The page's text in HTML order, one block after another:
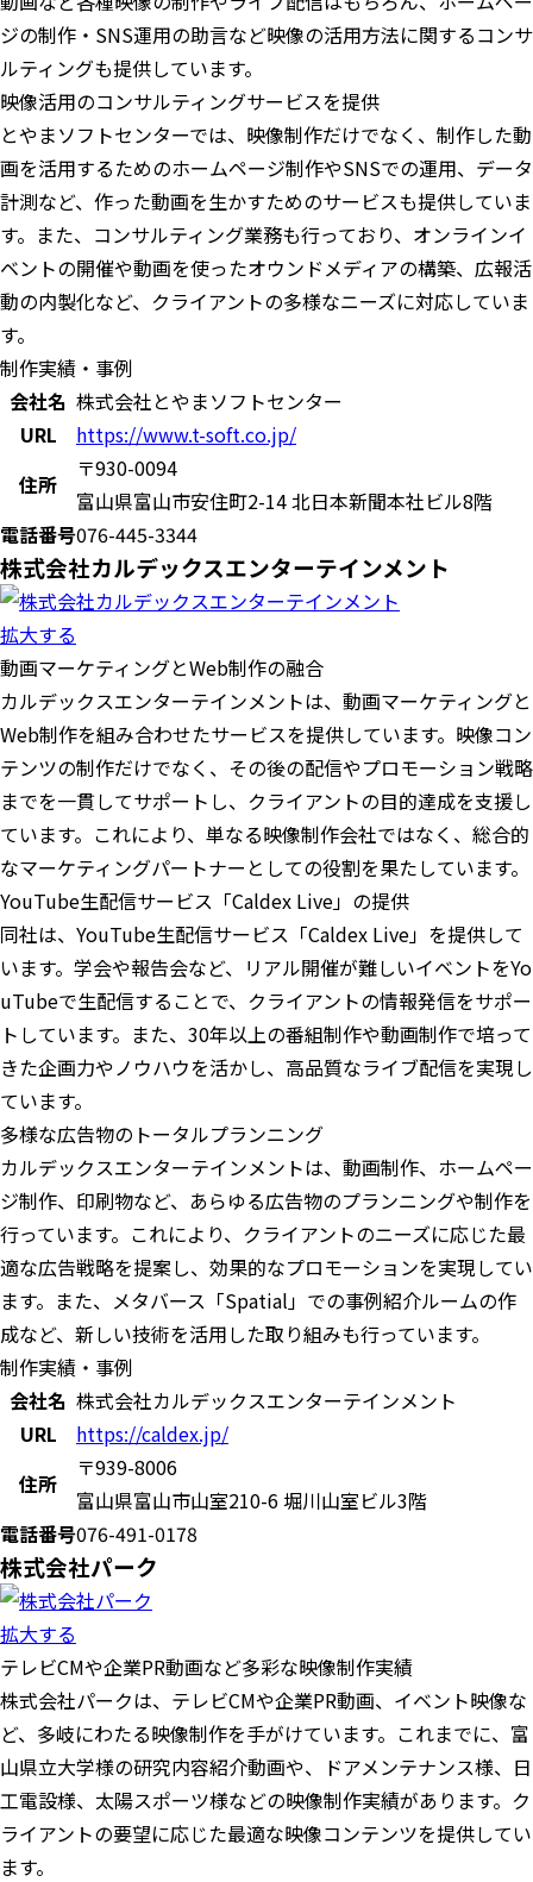
ジの制作・SNS運用の助言など映像の活用方法に関するコンサ
ルティングも提供しています。
映像活用のコンサルティングサービスを提供
とやまソフトセンターでは、映像制作だけでなく、制作した動
画を活用するためのホームページ制作やSNSでの運用、データ
計測など、作った動画を生かすためのサービスも提供していま
す。また、コンサルティング業務も行っており、オンラインイ
ベントの開催や動画を使ったオウンドメディアの構築、広報活
動の内製化など、クライアントの多様なニーズに対応していま
す。
制作実績・事例
会社名 株式会社とやまソフトセンター
URL
https://www.t-soft.co.jp/
住所
〒930-0094
富山県富山市安住町2-14 北日本新聞本社ビル8階
電話番号076-445-3344
株式会社カルデックスエンターテインメント
拡大する
動画マーケティングとWeb制作の融合
カルデックスエンターテインメントは、動画マーケティングと
Web制作を組み合わせたサービスを提供しています。映像コン
テンツの制作だけでなく、その後の配信やプロモーション戦略
までを一貫してサポートし、クライアントの目的達成を支援し
ています。これにより、単なる映像制作会社ではなく、総合的
なマーケティングパートナーとしての役割を果たしています。
YouTube生配信サービス「Caldex Live」の提供
同社は、YouTube生配信サービス「Caldex Live」を提供して
います。学会や報告会など、リアル開催が難しいイベントをYo
uTubeで生配信することで、クライアントの情報発信をサポー
トしています。また、30年以上の番組制作や動画制作で培って
きた企画力やノウハウを活かし、高品質なライブ配信を実現し
ています。
多様な広告物のトータルプランニング
カルデックスエンターテインメントは、動画制作、ホームペー
ジ制作、印刷物など、あらゆる広告物のプランニングや制作を
行っています。これにより、クライアントのニーズに応じた最
適な広告戦略を提案し、効果的なプロモーションを実現してい
ます。また、メタバース「Spatial」での事例紹介ルームの作
成など、新しい技術を活用した取り組みも行っています。
制作実績・事例
会社名 株式会社カルデックスエンターテインメント
URL
https://caldex.jp/
住所
〒939-8006
富山県富山市山室210-6 堀川山室ビル3階
電話番号076-491-0178
株式会社パーク
拡大する
テレビCMや企業PR動画など多彩な映像制作実績
株式会社パークは、テレビCMや企業PR動画、イベント映像な
ど、多岐にわたる映像制作を手がけています。これまでに、富
山県立大学様の研究内容紹介動画や、ドアメンテナンス様、日
工電設様、太陽スポーツ様などの映像制作実績があります。ク
ライアントの要望に応じた最適な映像コンテンツを提供してい
ます。